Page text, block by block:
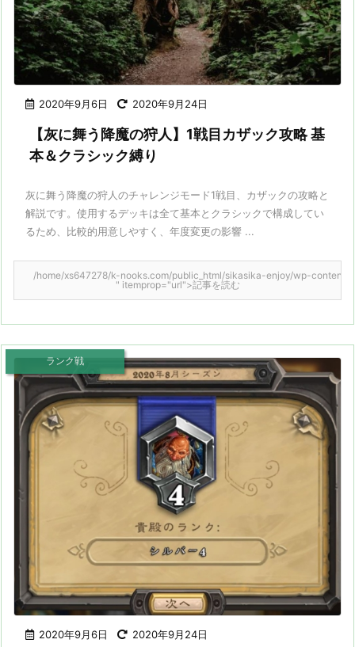
2020年9月6日 2020年9月24日
【灰に舞う降魔の狩人】1戦目カザック攻略 基
本＆クラシック縛り
灰に舞う降魔の狩人のチャレンジモード1戦目、カザックの攻略と
解説です。使用するデッキは全て基本とクラシックで構成してい
るため、比較的用意しやすく、年度変更の影響 ...
/home/xs647278/k-nooks.com/public_html/sikasika-enjoy/wp-
" itemprop="url">記事を読む
2020年9月6日 2020年9月24日
ランク戦